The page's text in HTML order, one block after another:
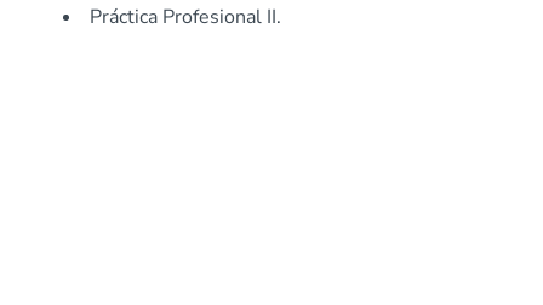
Práctica Profesional II.